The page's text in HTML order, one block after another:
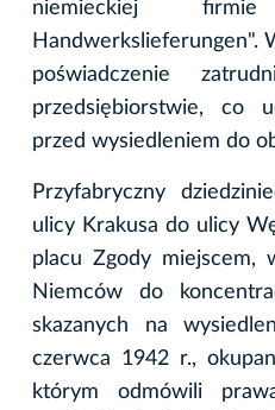
niemieckiej
Handwerkslieferungen".
poświadczenie
przedsiębiorstwie, co
przed wysiedleniem do
Przyfabryczny
ulicy Krakusa do ulicy
placu Zgody miejscem,
Niemców do
skazanych na
czerwca 1942 r.,
którym odmówili